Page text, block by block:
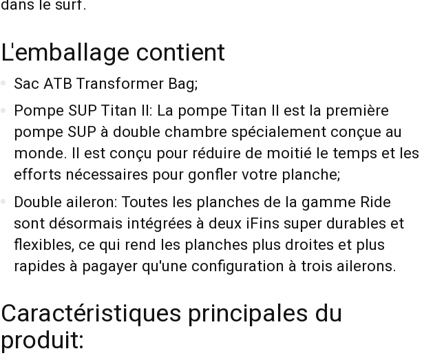
dans le surf.
L'emballage contient
Sac ATB Transformer Bag;
Pompe SUP Titan II: La pompe Titan II est la première
pompe SUP à double chambre spécialement conçue au
monde. Il est conçu pour réduire de moitié le temps et les
efforts nécessaires pour gonfler votre planche;
Double aileron: Toutes les planches de la gamme Ride
sont désormais intégrées à deux iFins super durables et
flexibles, ce qui rend les planches plus droites et plus
rapides à pagayer qu'une configuration à trois ailerons.
Caractéristiques principales du
produit: